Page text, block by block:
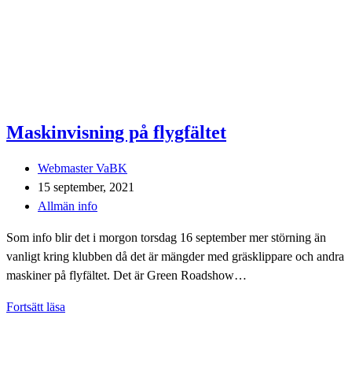
Maskinvisning på flygfältet
Inläggsförfattare:
Webmaster VaBK
Inlägget
publicerat:
15 september, 2021
Inläggskategori:
Allmän info
Som info blir det i morgon torsdag 16 september mer störning än
vanligt kring klubben då det är mängder med gräsklippare och andra
maskiner på flyfältet. Det är Green Roadshow…
Fortsätt läsa